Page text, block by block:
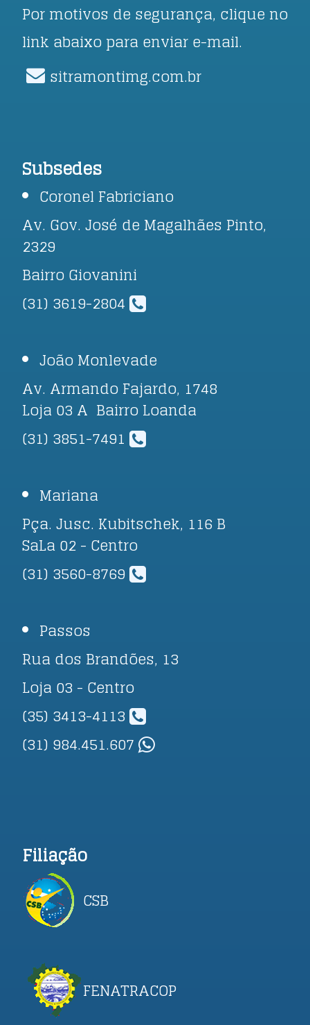
Por motivos de segurança, clique no
link abaixo para enviar e-mail.
sitramontimg.com.br
Subsedes
Coronel Fabriciano
Av. Gov. José de Magalhães Pinto,
2329
Bairro Giovanini
(31) 3619-2804
João Monlevade
Av. Armando Fajardo, 1748
Loja 03 A Bairro Loanda
(31) 3851-7491
Mariana
Pça. Jusc. Kubitschek, 116 B
SaLa 02 - Centro
(31) 3560-8769
Passos
Rua dos Brandões, 13
Loja 03 - Centro
(35) 3413-4113
(31) 984.451.607
Filiação
CSB
FENATRACOP